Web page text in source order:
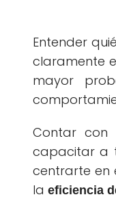
Entender
claramente
mayor
Contar con
capacitar a
centrarte en
la eficiencia